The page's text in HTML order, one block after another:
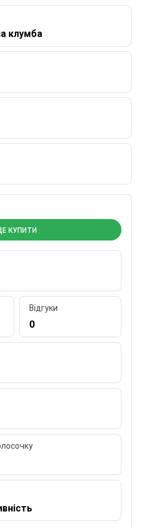
клумба
КУПИТИ
Відгуки
0